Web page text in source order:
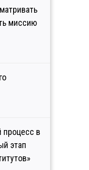
миссию
в
этап